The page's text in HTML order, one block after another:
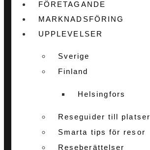
FÖRETAGANDE
MARKNADSFÖRING
UPPLEVELSER
Sverige
Finland
Helsingfors
Reseguider till platser
Smarta tips för resor
Reseberättelser